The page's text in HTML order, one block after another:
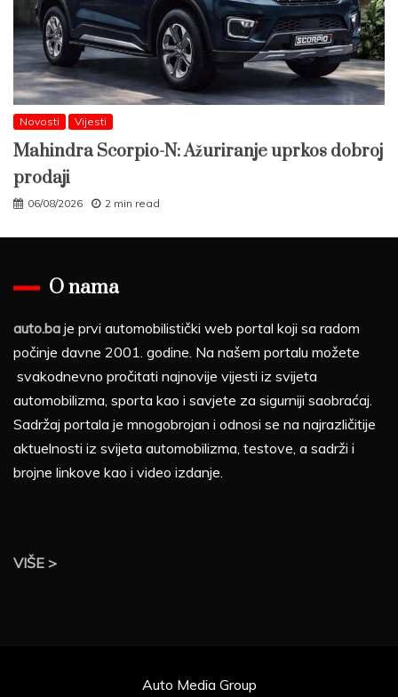
Novosti Vijesti
Mahindra Scorpio-N: Ažuriranje uprkos dobroj
prodaji
06/08/2026 2 min read
O nama
auto.ba je prvi automobilistički web portal koji sa radom
počinje davne 2001. godine. Na našem portalu možete
svakodnevno pročitati najnovije vijesti iz svijeta
automobilizma, sporta kao i savjete za sigurniji saobraćaj.
Sadržaj portala je mnogobrojan i odnosi se na najrazličitije
aktuelnosti iz svijeta automobilizma, testove, a sadrži i
brojne linkove kao i video izdanje.
VIŠE >
Auto Media Group